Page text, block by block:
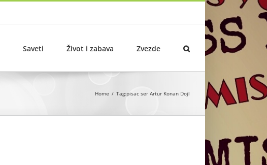
Saveti Život i zabava Zvezde
Home Tag:pisac ser Artur Konan Dojl